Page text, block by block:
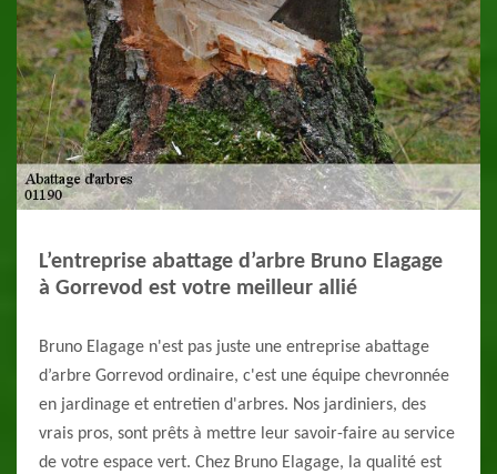
L’entreprise abattage d’arbre Bruno Elagage
à Gorrevod est votre meilleur allié
Bruno Elagage n'est pas juste une entreprise abattage
d’arbre Gorrevod ordinaire, c'est une équipe chevronnée
en jardinage et entretien d'arbres. Nos jardiniers, des
vrais pros, sont prêts à mettre leur savoir-faire au service
de votre espace vert. Chez Bruno Elagage, la qualité est